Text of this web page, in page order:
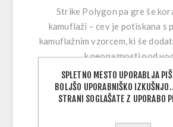
Strike Polygon pa gre še
kamuflaži – cev je potiskana s
kamuflažnim vzorcem, ki še
k neopaznosti pod
Puška ima ergonomski ročaj
geometrijsko obliko, medtem
odsuna med
SPLETNO MESTO UPORABLJA
BOLJŠO UPORABNIŠKO
STRANI SOGLAŠATE Z UPORABO